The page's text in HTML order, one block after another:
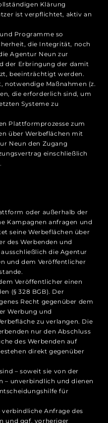
Klärung
ist verpflichtet, aktiv an
Programme so
die Integrität, noch
Agentur Neun zur
der Erbringung der damit
beeinträchtigt werden.
notwendige Maßnahmen (z.
die erforderlich sind, um
Systeme zu
Plattformprozesse zum
über Werbeflächen mit
Neun den Zugang
einschließlich
oder außerhalb der
Kampagnen anfragen und
seine Werbeflächen über
des Werbenden und
die Agentur
und dem Veröffentlicher
Veröffentlicher einen
(§ 328 BGB). Der
Recht gegenüber dem
Werbung und
zu verlangen. Die
nur den Abschluss
des Werbenden auf
direkt gegenüber
– soweit sie von der
– unverbindlich und dienen
für
Anfrage des
und ggf. vorheriger